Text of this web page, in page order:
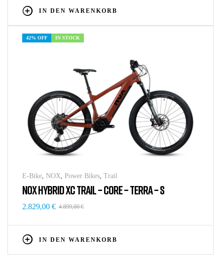
IN DEN WARENKORB
42% OFF IN STOCK
E-Bike NOX Power Bikes Trail
NOX HYBRID XC TRAIL – CORE – TERRA – S
4.899,00€
2.829,00 €
IN DEN WARENKORB